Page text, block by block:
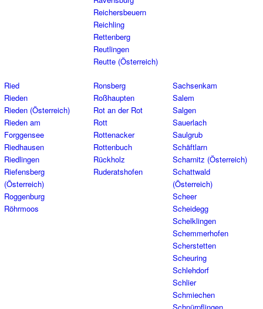
Reichersbeuern
Reichling
Rettenberg
Reutlingen
Reutte (Österreich)
Ried
Rieden
Rieden (Österreich)
Rieden am
Forggensee
Riedhausen
Riedlingen
Riefensberg
(Österreich)
Roggenburg
Röhrmoos
Ronsberg
Roßhaupten
Rot an der Rot
Rott
Rottenacker
Rottenbuch
Rückholz
Ruderatshofen
Sachsenkam
Salem
Salgen
Sauerlach
Saulgrub
Schäftlarn
Scharnitz (Österreich)
Schattwald
(Österreich)
Scheer
Scheidegg
Schelklingen
Schemmerhofen
Scherstetten
Scheuring
Schlehdorf
Schlier
Schmiechen